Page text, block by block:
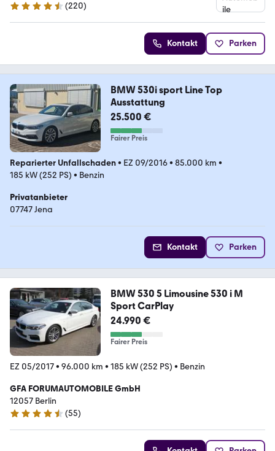
4.7 Sterne
(220)
Kontakt Parken
BMW 530i sport Line Top
Ausstattung
25.500 €
Fairer Preis
Reparierter Unfallschaden• EZ 09/2016• 85.000 km •
185 kW (252 PS) • Benzin
Privatanbieter
07747 Jena
Kontakt Parken
BMW 530 5 Limousine 530 i M
Sport CarPlay
24.990 €
Fairer Preis
EZ 05/2017• 96.000 km • 185 kW (252 PS) • Benzin
GFA FORUMAUTOMOBILE GmbH
12057 Berlin
4.5 Sterne
(55)